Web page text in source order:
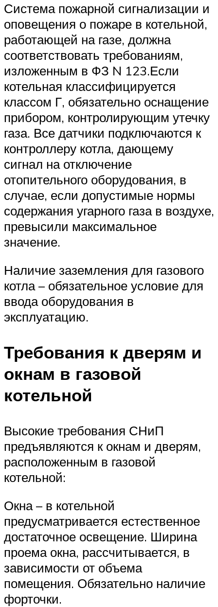
Система пожарной сигнализации и
оповещения о пожаре в котельной,
работающей на газе, должна
соответствовать требованиям,
изложенным в ФЗ N 123.Если
котельная классифицируется
классом Г, обязательно оснащение
прибором, контролирующим утечку
газа. Все датчики подключаются к
контроллеру котла, дающему
сигнал на отключение
отопительного оборудования, в
случае, если допустимые нормы
содержания угарного газа в воздухе,
превысили максимальное
значение.
Наличие заземления для газового
котла – обязательное условие для
ввода оборудования в
эксплуатацию.
Требования к дверям и
окнам в газовой
котельной
Высокие требования СНиП
предъявляются к окнам и дверям,
расположенным в газовой
котельной:
Окна – в котельной
предусматривается естественное
достаточное освещение. Ширина
проема окна, рассчитывается, в
зависимости от объема
помещения. Обязательно наличие
форточки.